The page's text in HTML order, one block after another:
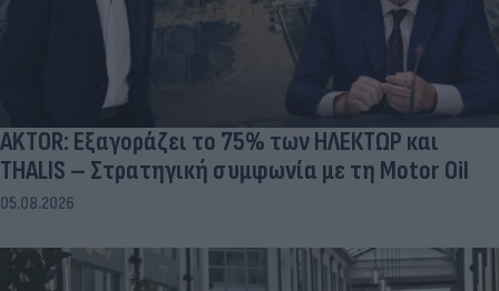
AKTOR: Εξαγοράζει το 75% των ΗΛΕΚΤΩΡ και
THALIS – Στρατηγική συμφωνία με τη Motor Oil
05.08.2026